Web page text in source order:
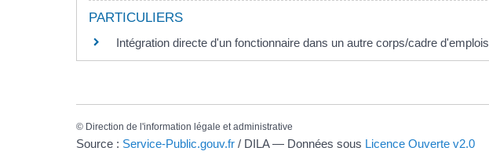
PARTICULIERS
Intégration directe d'un fonctionnaire dans un autre corps/cadre d'emplois
© Direction de l'information légale et administrative
Source : Service-Public.gouv.fr / DILA — Données sous Licence Ouverte v2.0